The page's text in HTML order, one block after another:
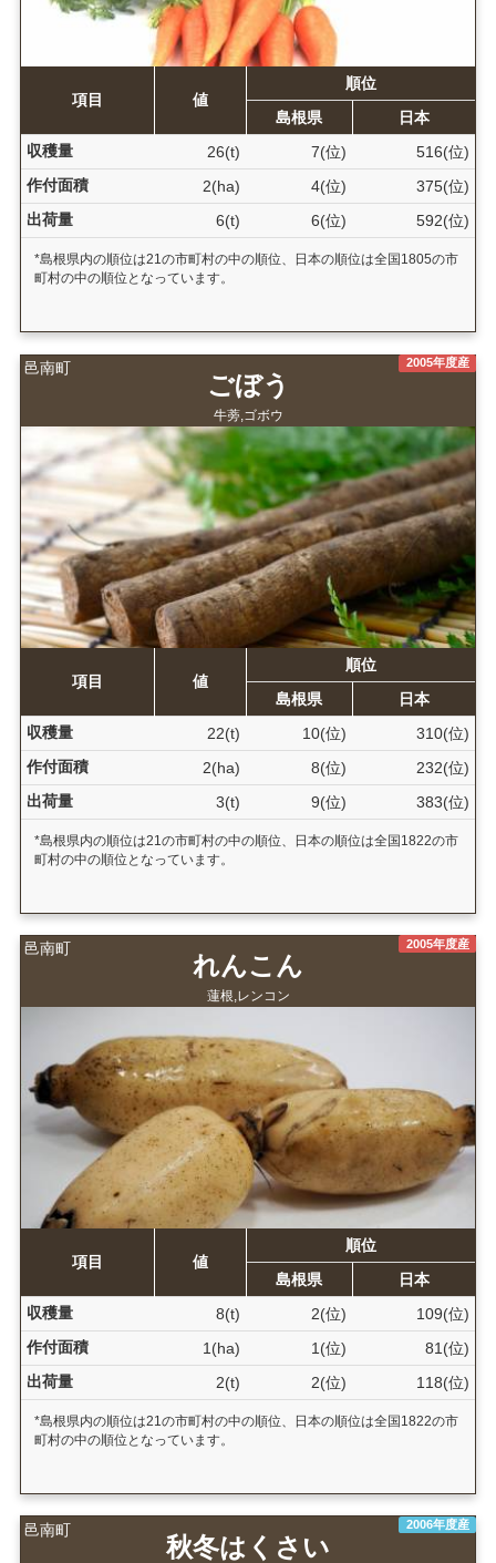
項目 値
順位
島根県
日本
収穫量
26(t) 7(位)
516(位)
作付面積
2(ha) 4(位)
375(位)
出荷量
6(t) 6(位) 592(位)
*島根県内の順位は21の市町村の中の順位、日本の順位は全国1805の市
町村の中の順位となっています。
邑南町 2005年度産
ごぼう
牛蒡,ゴボウ
項目 値
順位
島根県
日本
収穫量
22(t) 10(位)
310(位)
作付面積
2(ha) 8(位)
232(位)
出荷量
3(t) 9(位) 383(位)
*島根県内の順位は21の市町村の中の順位、日本の順位は全国1822の市
町村の中の順位となっています。
邑南町 2005年度産
れんこん
蓮根,レンコン
項目 値
順位
島根県
日本
収穫量
8(t) 2(位)
109(位)
作付面積
1(ha) 1(位)
81(位)
出荷量
2(t) 2(位) 118(位)
*島根県内の順位は21の市町村の中の順位、日本の順位は全国1822の市
町村の中の順位となっています。
邑南町 2006年度産
秋冬はくさい